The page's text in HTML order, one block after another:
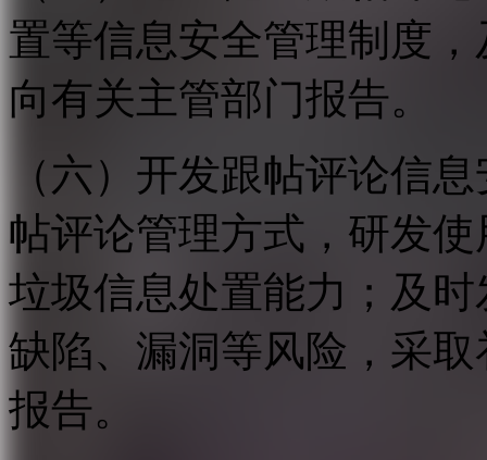
置等信息安全管理制度
向有关主管部门报告。
（六）开发跟帖评论信
帖评论管理方式，研发
垃圾信息处置能力；及
缺陷、漏洞等风险，采
报告。